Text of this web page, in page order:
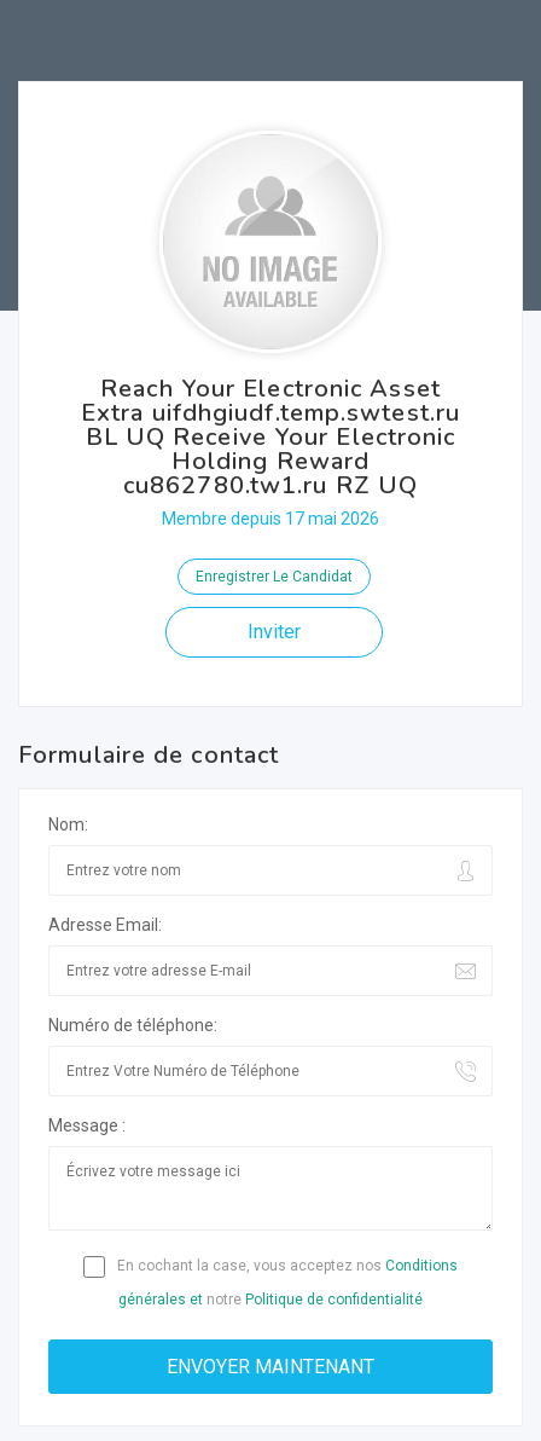
Reach Your Electronic Asset
Extra uifdhgiudf.temp.swtest.ru
BL UQ Receive Your Electronic
Holding Reward
cu862780.tw1.ru RZ UQ
Membre depuis 17 mai 2026
Enregistrer Le Candidat
Inviter
Formulaire de contact
Nom:
Adresse Email:
Numéro de téléphone:
Message :
En cochant la case, vous acceptez nos Conditions
générales et notre Politique de confidentialité